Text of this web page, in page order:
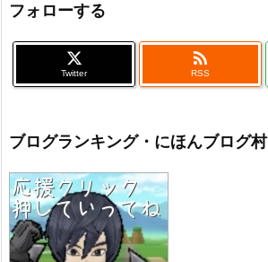
フォローする
Twitter

RSS
ブログランキング・にほんブログ村